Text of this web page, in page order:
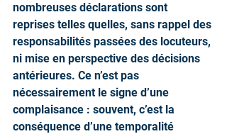
nombreuses déclarations sont
reprises telles quelles, sans rappel des
responsabilités passées des locuteurs,
ni mise en perspective des décisions
antérieures. Ce n’est pas
nécessairement le signe d’une
complaisance : souvent, c’est la
conséquence d’une temporalité